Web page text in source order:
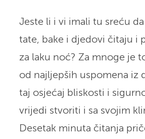
Jeste li i vi imali tu sreću
tate, bake i djedovi čitaju i
za laku noć? Za mnoge je
od najljepših uspomena iz
taj osjećaj bliskosti i
vrijedi stvoriti i sa svojim
Desetak minuta čitanja